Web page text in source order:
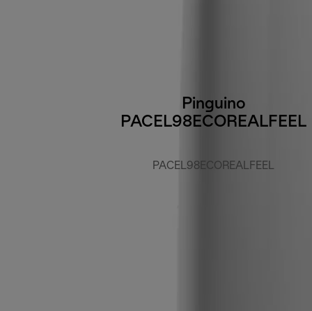
Pinguino
PACEL98ECOREALFEEL
PACEL98ECOREALFEEL